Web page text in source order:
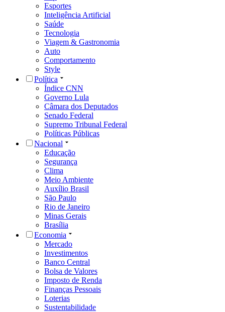
Esportes
Inteligência Artificial
Saúde
Tecnologia
Viagem & Gastronomia
Auto
Comportamento
Style
Política
Índice CNN
Governo Lula
Câmara dos Deputados
Senado Federal
Supremo Tribunal Federal
Políticas Públicas
Nacional
Educação
Segurança
Clima
Meio Ambiente
Auxílio Brasil
São Paulo
Rio de Janeiro
Minas Gerais
Brasília
Economia
Mercado
Investimentos
Banco Central
Bolsa de Valores
Imposto de Renda
Finanças Pessoais
Loterias
Sustentabilidade